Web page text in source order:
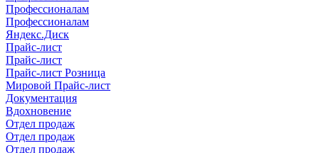
Профессионалам
Профессионалам
Яндекс.Диск
Прайс-лист
Прайс-лист
Прайс-лист Розница
Мировой Прайс-лист
Документация
Вдохновение
Отдел продаж
Отдел продаж
Отдел продаж